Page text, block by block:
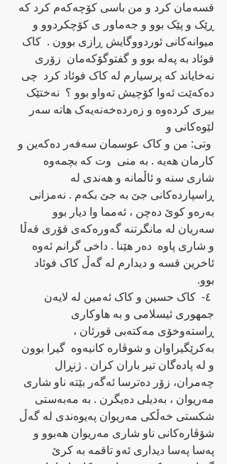
ڕێک و پێک بوو و جه‌ماور ی کۆچکردوو و
میوانه‌کانی ئوردووگایش ڕازی بوون .  کاک
فوئاد به‌ په‌له‌ بوو و گفتوگۆکه‌مان  زۆری
نه‌خایاند که‌ پرسیارم له‌ کاک فوئاد کرد  چی
ده‌که‌ێت ئه‌وا کۆچیش ته‌واو بوو ؟  نه‌ختێک
بیری کرده‌وه‌ و زه‌رده‌خه‌نه‌یه‌ک هاته‌ سه‌ر
لێوه‌کانی و
وتی: من و کاک عوسمان سه‌فه‌ر ده‌که‌ین و
کارمان هه‌یه‌ . به‌ منی  وت که‌‌ بچمه‌وه
ڕاسپارده‌کانی جێ به‌ جێ بکه‌م . نه‌مزانی
به‌ره‌و کوێ ده‌چن ، ئه‌مما وا دیار بوو
سه‌ریان له مانگرتنه‌ گه‌وره‌که‌ی‌ قۆری قه‌ڵا
ئاخرین قسه‌ و دیدارم له‌ گه‌ڵ کاک فوئاد
بوو.
٤-  کاک حسین و کاک ئه‌مین له‌ لایه‌ن
جمهوری ئیسلامی و به‌ هاوکاری
ڕاسته‌وخۆی مه‌کته‌بی قورئان ،
به‌کرێگیراوان و شوڤاره‌ کانیه‌وه‌  گیرا بوون
و له‌ پاده‌گان تیر باران کران . ژنڕال
چه‌مران، زۆر ده‌ترسا ئه‌گه‌ر بێته‌ ناو شاری
مه‌ریوان ، به‌دیلی ده‌یگرن . به‌ مه‌به‌ستی
شکستی خه‌ڵكی مه‌ریوان په‌یوه‌ندی له‌ گه‌ڵ
شۆڤاره‌کانی‌ ناو شاری مه‌ریوان هه‌بوو و
په‌سا په‌سا دیداری ئه‌و تاقمه‌ به‌ کرێ